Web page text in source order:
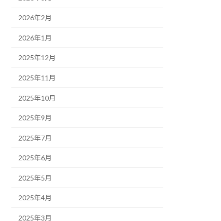
2026年2月
2026年1月
2025年12月
2025年11月
2025年10月
2025年9月
2025年7月
2025年6月
2025年5月
2025年4月
2025年3月